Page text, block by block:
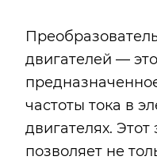
двигателей —
частоты тока в
двигателях.
позволяет не